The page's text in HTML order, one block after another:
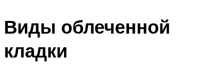
Виды облеченной
кладки